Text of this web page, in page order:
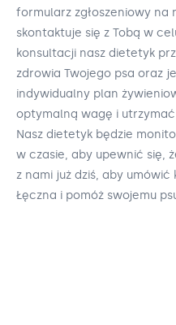
formularz zgłoszeniowy
skontaktuje się z Tobą w
konsultacji nasz dietetyk
zdrowia Twojego psa oraz
indywidualny plan
optymalną wagę i
Nasz dietetyk będzie
w czasie, aby upewnić się,
z nami już dziś, aby
Łęczna i pomóż swojemu